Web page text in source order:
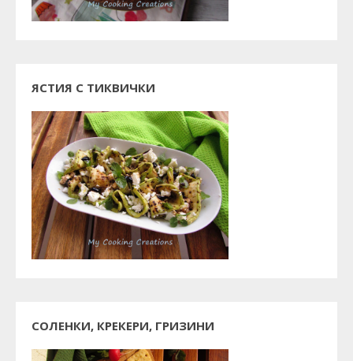
ЯСТИЯ С ТИКВИЧКИ
СОЛЕНКИ, КРЕКЕРИ, ГРИЗИНИ